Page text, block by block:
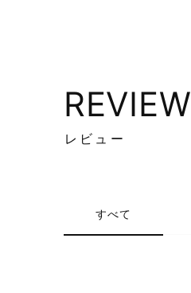
REVIEW
レビュー
すべて